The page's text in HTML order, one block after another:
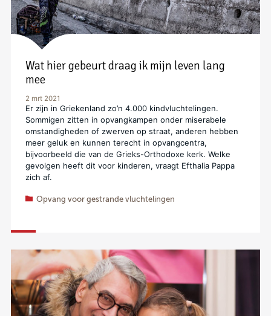
Wat hier gebeurt draag ik mijn leven lang
mee
2 mrt 2021
Er zijn in Griekenland zo’n 4.000 kindvluchtelingen.
Sommigen zitten in opvangkampen onder miserabele
omstandigheden of zwerven op straat, anderen hebben
meer geluk en kunnen terecht in opvangcentra,
bijvoorbeeld die van de Grieks-Orthodoxe kerk. Welke
gevolgen heeft dit voor kinderen, vraagt Efthalia Pappa
zich af.
Opvang voor gestrande vluchtelingen